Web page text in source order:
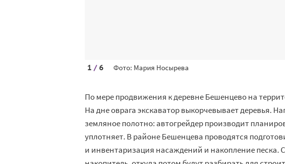
1 / 6 Фото: Мария Носырева
По мере продвижения к деревне Бешенцево на
На дне оврага экскаватор выкорчевывает деревья.
земляное полотно: автогрейдер производит
уплотняет. В районе Бешенцева проводятся
и инвентаризация насаждений и накопление песка.